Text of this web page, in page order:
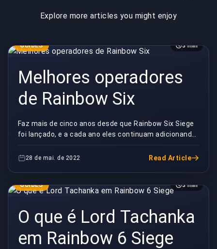
Explore more articles you might enjoy
GUIDES 3 min
Melhores operadores
de Rainbow Six
Faz mais de cinco anos desde que Rainbow Six Siege
foi lançado, e a cada ano eles continuam adicionando
mais operadores para agitar o jogo. Atualmente...
28 de mai. de 2022 Read Article
GUIDES 3 min
O que é Lord Tachanka
em Rainbow 6 Siege